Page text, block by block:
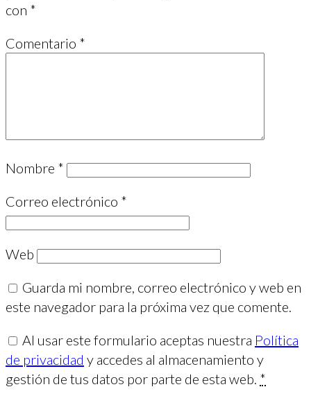
con *
Comentario *
Nombre *
Correo electrónico *
Web
Guarda mi nombre, correo electrónico y web en
este navegador para la próxima vez que comente.
Al usar este formulario aceptas nuestra Política
de privacidad y accedes al almacenamiento y
gestión de tus datos por parte de esta web. *